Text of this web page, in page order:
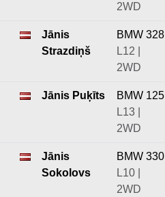
2WD
Jānis
Strazdiņš
BMW 328
L12 |
2WD
Jānis Puķīts
BMW 125
L13 |
2WD
Jānis
Sokolovs
BMW 330
L10 |
2WD